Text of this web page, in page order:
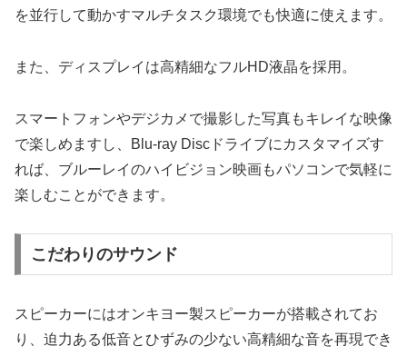
を並行して動かすマルチタスク環境でも快適に使えます。
また、ディスプレイは高精細なフルHD液晶を採用。
スマートフォンやデジカメで撮影した写真もキレイな映像
で楽しめますし、Blu-ray Discドライブにカスタマイズす
れば、ブルーレイのハイビジョン映画もパソコンで気軽に
楽しむことができます。
こだわりのサウンド
スピーカーにはオンキヨー製スピーカーが搭載されてお
り、迫力ある低音とひずみの少ない高精細な音を再現でき